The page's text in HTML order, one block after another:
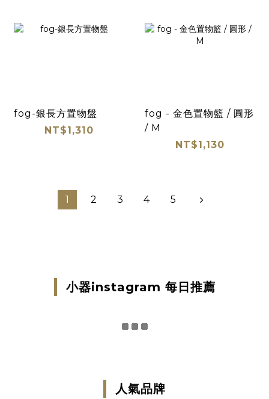
fog-銀長方置物盤
NT$1,310
fog - 金色置物籃 / 圓形
/ M
NT$1,130
1 2 3 4 5
小器instagram 每日推薦
人氣品牌